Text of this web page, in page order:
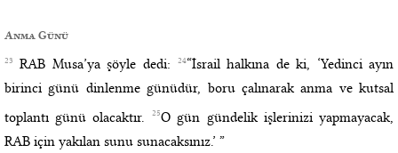
Anma Günü
23 RAB Musa’ya şöyle dedi: 24“İsrail halkına de ki, ‘Yedinci ayın
birinci günü dinlenme günüdür, boru çalınarak anma ve kutsal
toplantı günü olacaktır.
25O gün gündelik işlerinizi yapmayacak,
RAB için yakılan sunu sunacaksınız.’ ”